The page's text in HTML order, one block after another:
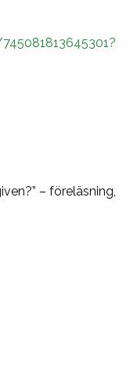
– föreläsning,